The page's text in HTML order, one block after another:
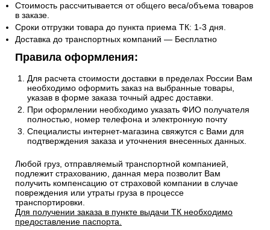
Стоимость рассчитывается от общего веса/объема товаров
в заказе.
Сроки отгрузки товара до пункта приема ТК: 1-3 дня.
Доставка до транспортных компаний — Бесплатно
Правила оформления:
Для расчета стоимости доставки в пределах России Вам
необходимо оформить заказ на выбранные товары,
указав в форме заказа точный адрес доставки.
При оформлении необходимо указать ФИО получателя
полностью, номер телефона и электронную почту
Специалисты интернет-магазина свяжутся с Вами для
подтверждения заказа и уточнения внесенных данных.
Любой груз, отправляемый транспортной компанией,
подлежит страхованию, данная мера позволит Вам
получить компенсацию от страховой компании в случае
повреждения или утраты груза в процессе
транспортировки.
Для получении заказа в пункте выдачи ТК необходимо
предоставление паспорта.